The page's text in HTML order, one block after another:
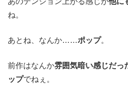
ね。
あとね、なんか……ポップ。
前作はなんか雰囲気暗い感じだっ
ップでねぇ。